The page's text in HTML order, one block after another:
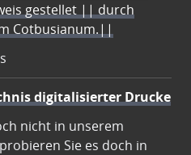
gestellet || durch
Cotbusianum.||
digitalisierter Drucke
nicht in unserem
Sie es doch in